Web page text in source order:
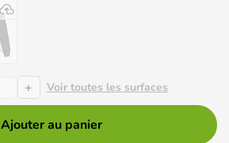
+ Voir toutes les surfaces
Ajouter au panier